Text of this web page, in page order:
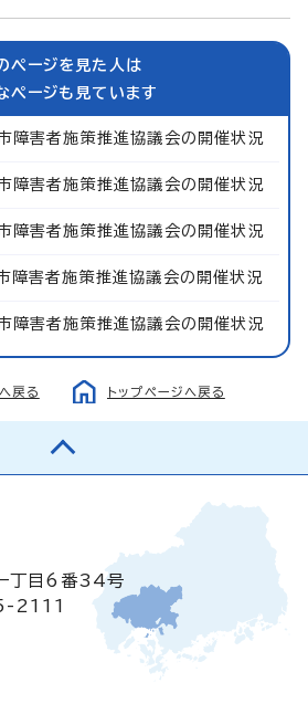
ページを見た人は
ページも見ています
障害者施策推進協議会の開催状況
障害者施策推進協議会の開催状況
障害者施策推進協議会の開催状況
障害者施策推進協議会の開催状況
障害者施策推進協議会の開催状況
戻る トップページへ戻る
丁目6番34号
2111